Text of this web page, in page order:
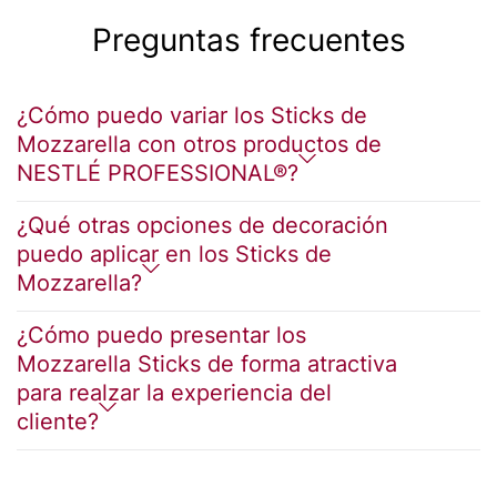
Preguntas frecuentes
¿Cómo puedo variar los Sticks de
Mozzarella con otros productos de
NESTLÉ PROFESSIONAL®?
¿Qué otras opciones de decoración
puedo aplicar en los Sticks de
Mozzarella?
¿Cómo puedo presentar los
Mozzarella Sticks de forma atractiva
para realzar la experiencia del
cliente?